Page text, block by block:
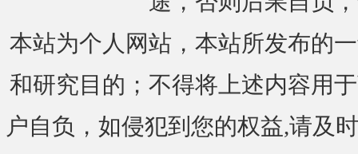
本站为个人网站，本站所发布的
和研究目的；不得将上述内容用
户自负，如侵犯到您的权益,请及